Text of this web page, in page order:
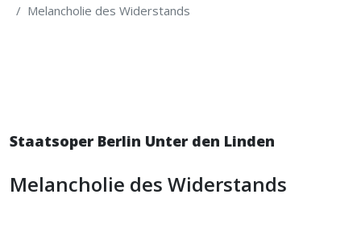
Melancholie des Widerstands
Staatsoper Berlin Unter den Linden
Melancholie des Widerstands